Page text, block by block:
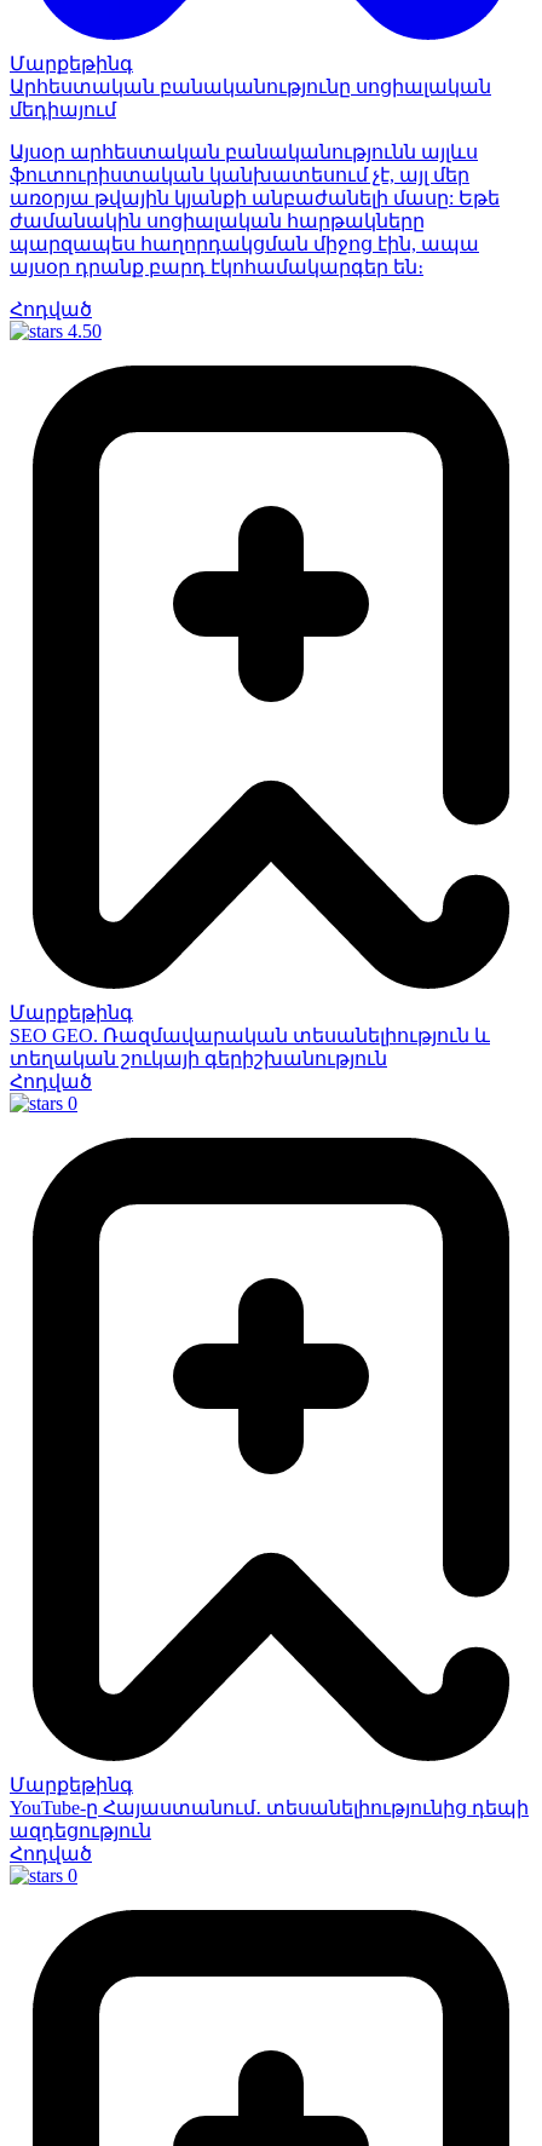
Մարքեթինգ
Արհեստական բանականությունը սոցիալական
մեդիայում
Այսօր արհեստական բանականությունն այլևս
ֆուտուրիստական կանխատեսում չէ, այլ մեր
առօրյա թվային կյանքի անբաժանելի մասը: Եթե
ժամանակին սոցիալական հարթակները
պարզապես հաղորդակցման միջոց էին, ապա
այսօր դրանք բարդ էկոհամակարգեր են։
Հոդված
4.50
Մարքեթինգ
SEO GEO. Ռազմավարական տեսանելիություն և
տեղական շուկայի գերիշխանություն
Հոդված
0
Մարքեթինգ
YouTube-ը Հայաստանում․ տեսանելիությունից դեպի
ազդեցություն
Հոդված
0